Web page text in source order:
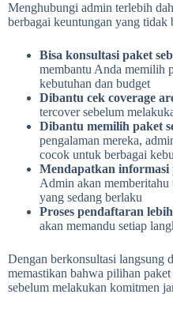
Menghubungi admin terlebih
berbagai keuntungan yang tidak
Bisa konsultasi paket
membantu Anda memilih
kebutuhan dan budget
Dibantu cek coverage
tercover sebelum
Dibantu memilih paket
pengalaman mereka,
cocok untuk berbagai
Mendapatkan
Admin akan memberitahu
yang sedang berlaku
Proses pendaftaran
akan memandu setiap
Dengan berkonsultasi langsung
memastikan bahwa pilihan
sebelum melakukan komitmen